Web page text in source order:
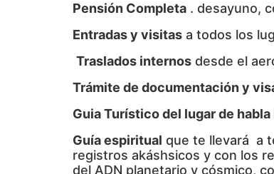
Pensión Completa . desayuno,
Entradas y visitas a todos los
Traslados internos desde el
Trámite de documentación y
Guia Turístico del lugar de habla
Guía espiritual que te llevará a
registros akáshsicos y con los
del ADN planetario y cósmico,